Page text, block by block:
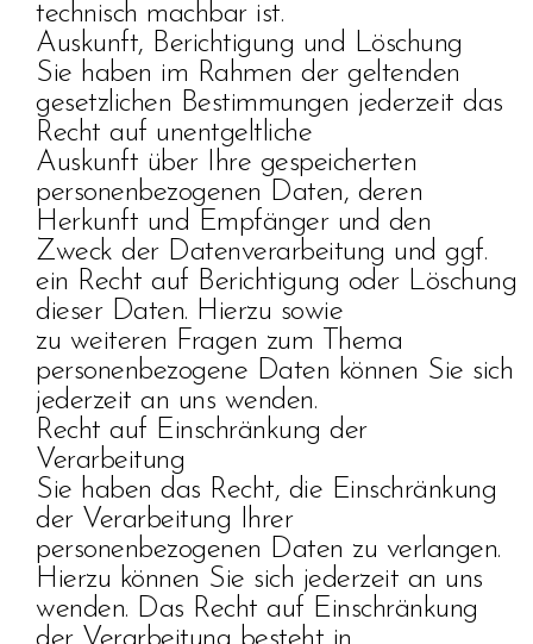
technisch machbar ist.
Auskunft, Berichtigung und Löschung
Sie haben im Rahmen der geltenden
gesetzlichen Bestimmungen jederzeit das
Recht auf unentgeltliche
Auskunft über Ihre gespeicherten
personenbezogenen Daten, deren
Herkunft und Empfänger und den
Zweck der Datenverarbeitung und ggf.
ein Recht auf Berichtigung oder Löschung
dieser Daten. Hierzu sowie
zu weiteren Fragen zum Thema
personenbezogene Daten können Sie sich
jederzeit an uns wenden.
Recht auf Einschränkung der
Verarbeitung
Sie haben das Recht, die Einschränkung
der Verarbeitung Ihrer
personenbezogenen Daten zu verlangen.
Hierzu können Sie sich jederzeit an uns
wenden. Das Recht auf Einschränkung